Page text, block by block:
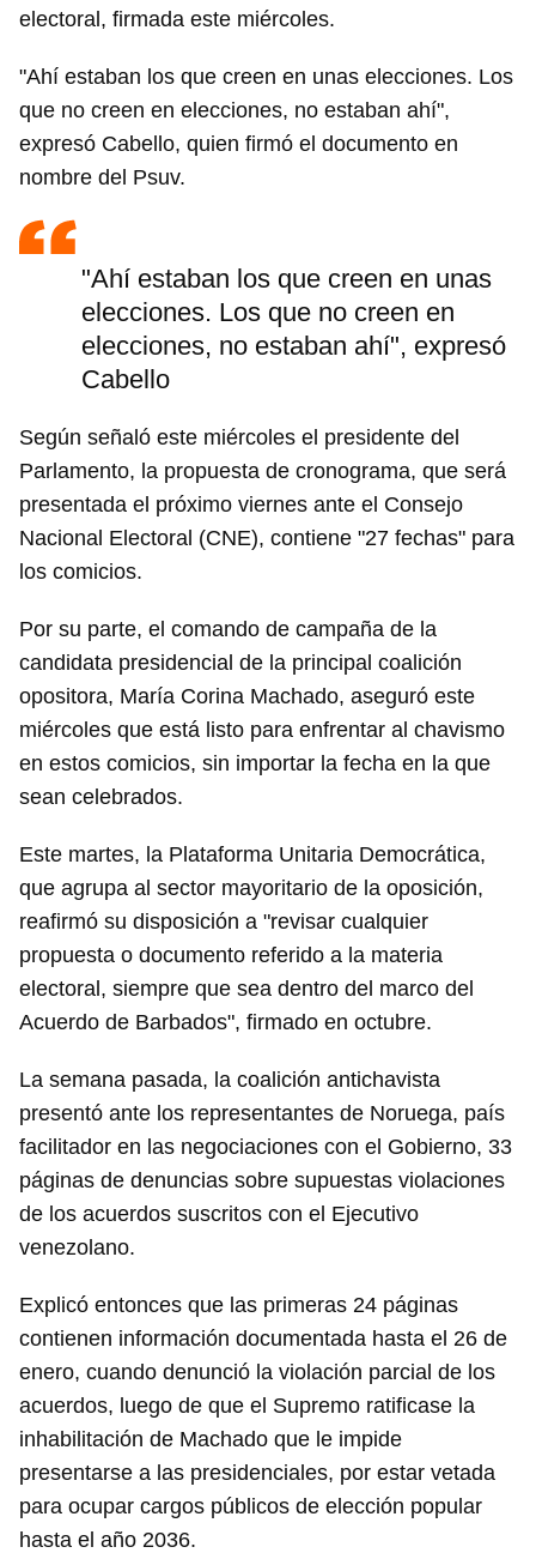
electoral, firmada este miércoles.
"Ahí estaban los que creen en unas elecciones. Los
que no creen en elecciones, no estaban ahí",
expresó Cabello, quien firmó el documento en
nombre del Psuv.
"Ahí estaban los que creen en unas
elecciones. Los que no creen en
elecciones, no estaban ahí", expresó
Cabello
Según señaló este miércoles el presidente del
Parlamento, la propuesta de cronograma, que será
presentada el próximo viernes ante el Consejo
Nacional Electoral (CNE), contiene "27 fechas" para
los comicios.
Por su parte, el comando de campaña de la
candidata presidencial de la principal coalición
opositora, María Corina Machado, aseguró este
miércoles que está listo para enfrentar al chavismo
en estos comicios, sin importar la fecha en la que
sean celebrados.
Este martes, la Plataforma Unitaria Democrática,
que agrupa al sector mayoritario de la oposición,
reafirmó su disposición a "revisar cualquier
propuesta o documento referido a la materia
electoral, siempre que sea dentro del marco del
Acuerdo de Barbados", firmado en octubre.
La semana pasada, la coalición antichavista
presentó ante los representantes de Noruega, país
facilitador en las negociaciones con el Gobierno, 33
páginas de denuncias sobre supuestas violaciones
de los acuerdos suscritos con el Ejecutivo
venezolano.
Explicó entonces que las primeras 24 páginas
contienen información documentada hasta el 26 de
enero, cuando denunció la violación parcial de los
acuerdos, luego de que el Supremo ratificase la
inhabilitación de Machado que le impide
presentarse a las presidenciales, por estar vetada
para ocupar cargos públicos de elección popular
hasta el año 2036.